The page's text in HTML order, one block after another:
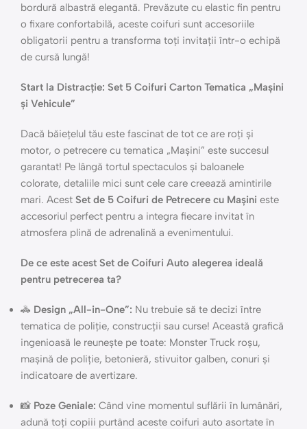
bordură albastră elegantă. Prevăzute cu elastic fin pentru
o fixare confortabilă, aceste coifuri sunt accesoriile
obligatorii pentru a transforma toți invitații într-o echipă
de cursă lungă!
Start la Distracție: Set 5 Coifuri Carton Tematica „Mașini
și Vehicule”
Dacă băiețelul tău este fascinat de tot ce are roți și
motor, o petrecere cu tematica „Mașini” este succesul
garantat! Pe lângă tortul spectaculos și baloanele
colorate, detaliile mici sunt cele care creează amintirile
mari. Acest Set de 5 Coifuri de Petrecere cu Mașini este
accesoriul perfect pentru a integra fiecare invitat în
atmosfera plină de adrenalină a evenimentului.
De ce este acest Set de Coifuri Auto alegerea ideală
pentru petrecerea ta?
🚓 Design „All-in-One”: Nu trebuie să te decizi între
tematica de poliție, construcții sau curse! Această grafică
ingenioasă le reunește pe toate: Monster Truck roșu,
mașină de poliție, betonieră, stivuitor galben, conuri și
indicatoare de avertizare.
📸 Poze Geniale: Când vine momentul suflării în lumânări,
adună toți copiii purtând aceste coifuri auto asortate în